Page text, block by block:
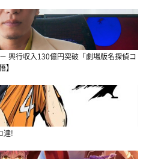
興行収入130億円突破「劇場版名探偵コ
達!